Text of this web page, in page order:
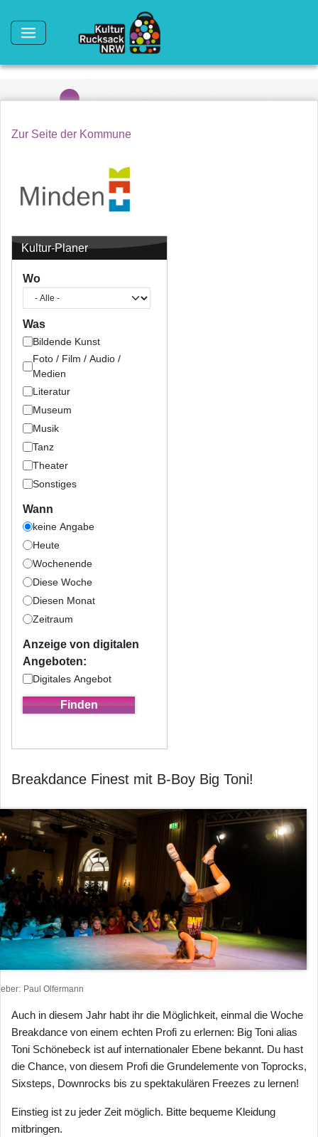
Zur Seite der Kommune
Kultur-Planer
Wo
Was
Bildende Kunst
Foto / Film / Audio /
Medien
Literatur
Museum
Musik
Tanz
Theater
Sonstiges
Wann
keine Angabe
Heute
Wochenende
Diese Woche
Diesen Monat
Zeitraum
Anzeige von digitalen
Angeboten:
Digitales Angebot
Breakdance Finest mit B-Boy Big Toni!
Paul Olfermann
Auch in diesem Jahr habt ihr die Möglichkeit, einmal die Woche
Breakdance von einem echten Profi zu erlernen: Big Toni alias
Toni Schönebeck ist auf internationaler Ebene bekannt. Du hast
die Chance, von diesem Profi die Grundelemente von Toprocks,
Sixsteps, Downrocks bis zu spektakulären Freezes zu lernen!
Einstieg ist zu jeder Zeit möglich. Bitte bequeme Kleidung
mitbringen.